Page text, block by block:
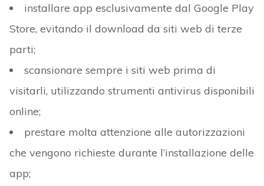
installare app esclusivamente dal Google Play
Store, evitando il download da siti web di terze
parti;
scansionare sempre i siti web prima di
visitarli, utilizzando strumenti antivirus disponibili
online;
prestare molta attenzione alle autorizzazioni
che vengono richieste durante l’installazione delle
app;